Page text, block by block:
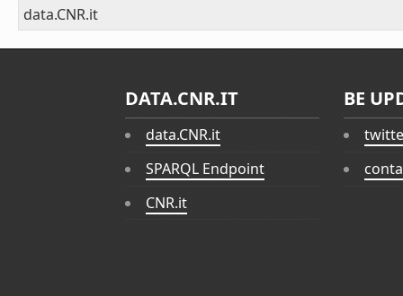
data.CNR.it
DATA.CNR.IT
data.CNR.it
SPARQL Endpoint
CNR.it
BE